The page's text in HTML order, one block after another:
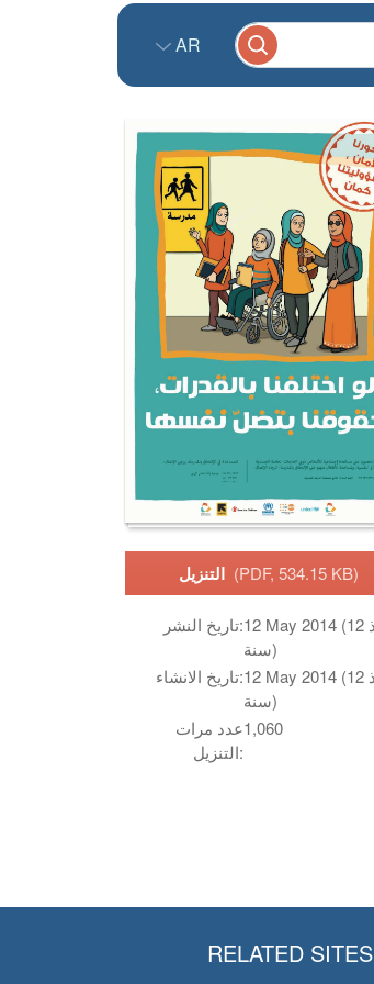
AR
التنزيل (PDF, 534.15 KB)
تاريخ النشر:12 May 2014 (منذ 12
سنة)
تاريخ الانشاء:12 May 2014 (منذ 12
سنة)
عدد مرات
التنزيل:
1,060
RELATED SITES